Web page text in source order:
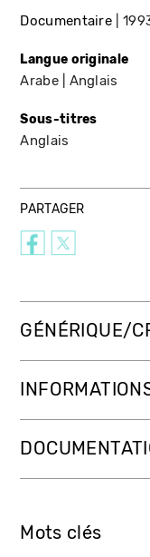
Documentaire
Langue originale
Arabe Anglais
Sous-titres
Anglais
PARTAGER
GÉNÉRIQUE/
Mots clés